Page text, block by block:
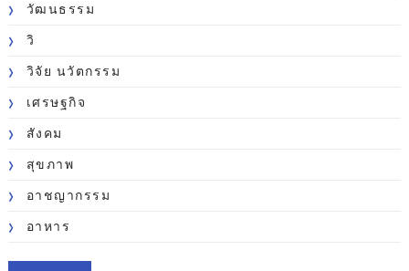
วัฒนธรรม
วิ
วิจัย นวัตกรรม
เศรษฐกิจ
สังคม
สุขภาพ
อาชญากรรม
อาหาร